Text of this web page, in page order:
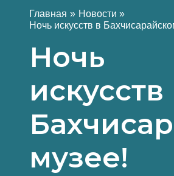
Главная
Новости
Ночь искусств в
Ночь
искусств
музее!